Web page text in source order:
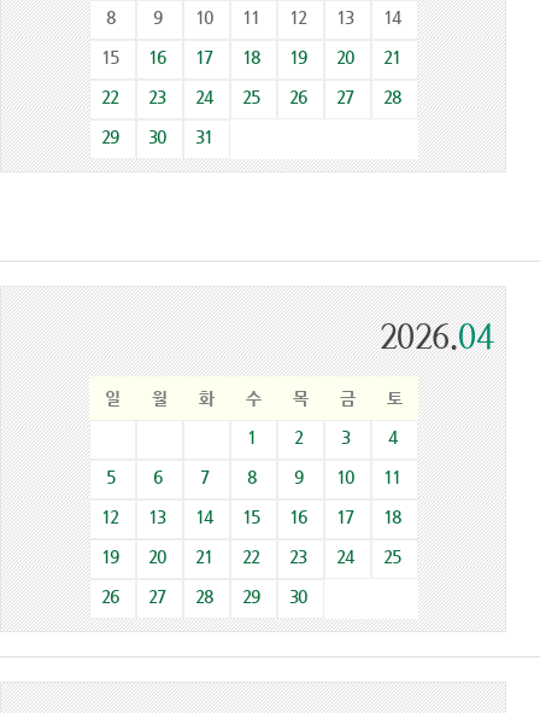
8 9 10 11 12 13 14
15 16 17 18 19 20 21
22 23 24 25 26 27 28
29 30 31
2026.04
일 월 화 수 목 금
토
1
2 3 4
5 6 7 8 9 10 11
12 13 14 15 16 17 18
19 20 21 22 23 24 25
26 27 28 29 30